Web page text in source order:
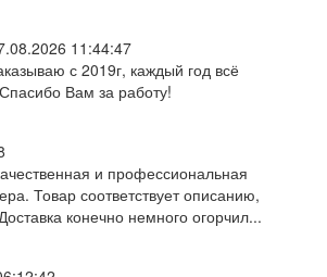
11:44:47
с 2019г, каждый год всё
Вам за работу!
и профессиональная
Товар соответствует описанию,
конечно немного огорчил...